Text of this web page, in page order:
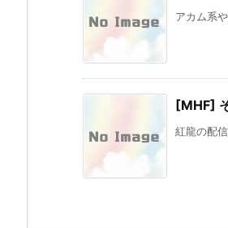
アカム系
[MHF]
紅龍の配